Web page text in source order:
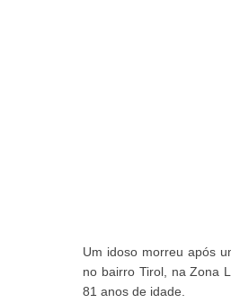
Um idoso morreu após
no bairro Tirol, na Zona
81 anos de idade.